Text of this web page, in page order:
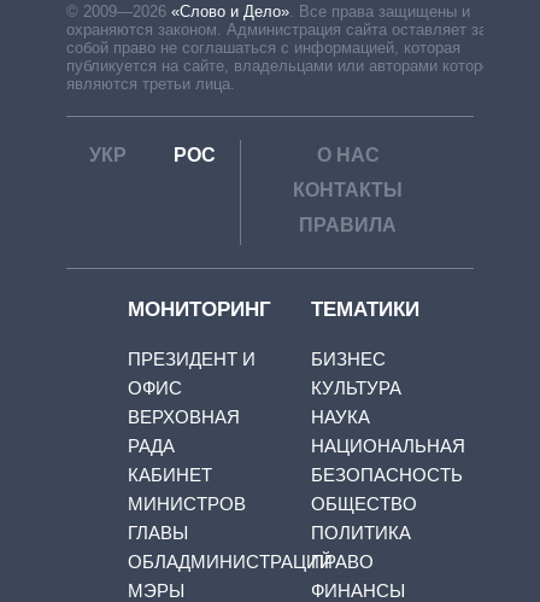
© 2009—2026 «Слово и Дело»
Все права защищены и
охраняются законом. Администрация сайта оставляет за
собой право не соглашаться с информацией, которая
публикуется на сайте, владельцами или авторами которой
являются третьи лица.
УКР РОС
О НАС
КОНТАКТЫ
ПРАВИЛА
МОНИТОРИНГ
ПРЕЗИДЕНТ И
ОФИС
ВЕРХОВНАЯ
РАДА
КАБИНЕТ
МИНИСТРОВ
ГЛАВЫ
ОБЛАДМИНИСТРАЦИЙ
МЭРЫ
ТЕМАТИКИ
БИЗНЕС
КУЛЬТУРА
НАУКА
НАЦИОНАЛЬНАЯ
БЕЗОПАСНОСТЬ
ОБЩЕСТВО
ПОЛИТИКА
ПРАВО
ФИНАНСЫ